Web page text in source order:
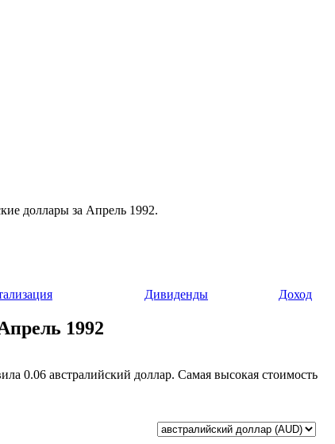
доллары за Апрель 1992.
Дивиденды Доход
1992
0.06 австралийский доллар. Самая высокая стоимость